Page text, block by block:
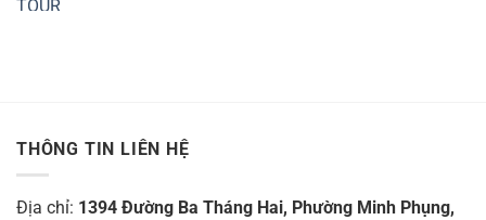
THÔNG TIN LIÊN HỆ
Địa chỉ: 1394 Đường Ba Tháng Hai, Phường Minh Phụng,